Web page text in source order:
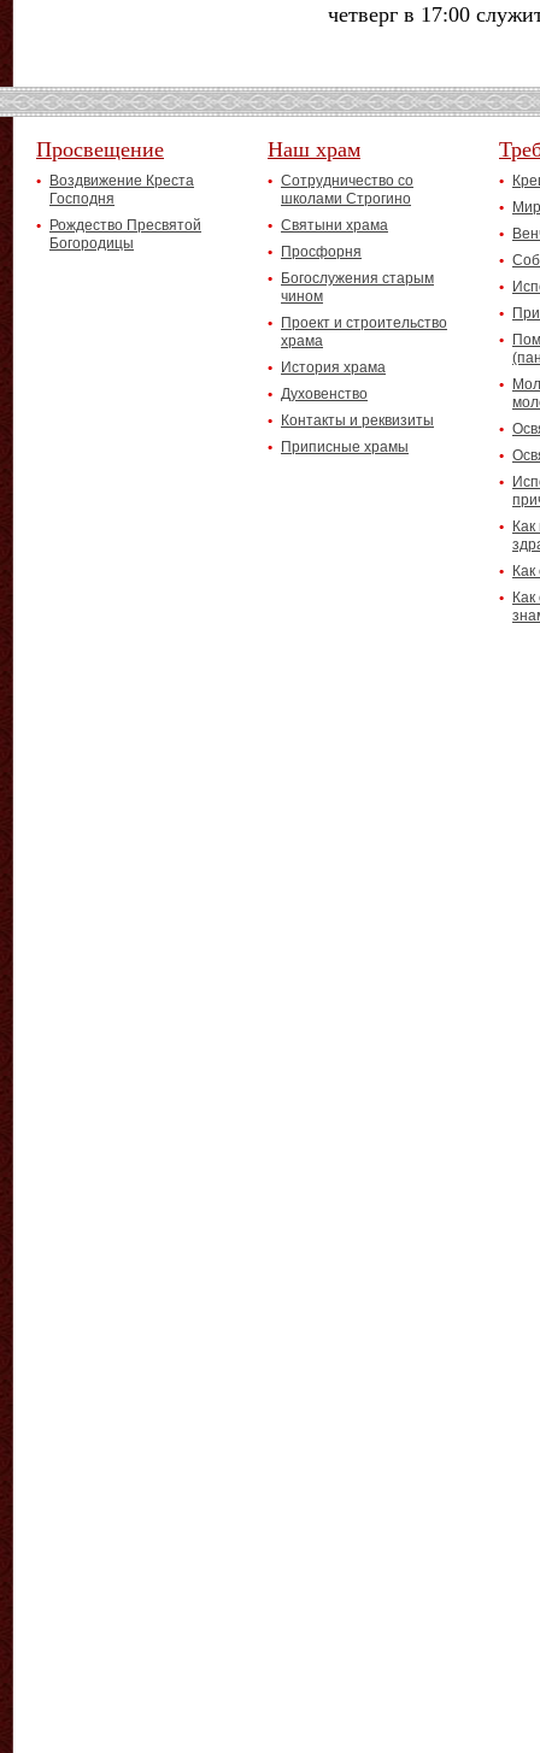
четверг в 17:00
Просвещение
Воздвижение Креста
Господня
Рождество Пресвятой
Богородицы
Наш храм
Сотрудничество со
школами Строгино
Святыни храма
Просфорня
Богослужения старым
чином
Проект и строительство
храма
История храма
Духовенство
Контакты и реквизиты
Приписные храмы
Как
Как